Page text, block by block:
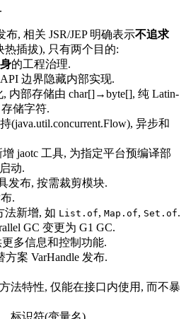
布, 相关 JSR/JEP 明确表示不追求
热插拔), 只有两个目的:
的工程治理.
边界隐藏内部实现.
, 内部存储由 char[]→byte[], 纯 Latin-
储字符.
(java.util.concurrent.Flow), 异步和
jaotc 工具, 为指定平台预编译部
动.
发布, 按需裁剪模块.
.
法新增, 如 List.of, Map.of, Set.of.
GC 变更为 G1 GC.
更多信息和控制功能.
方案 VarHandle 发布.
法特性, 仅能在接口内使用, 而不暴
标识符(变量名).